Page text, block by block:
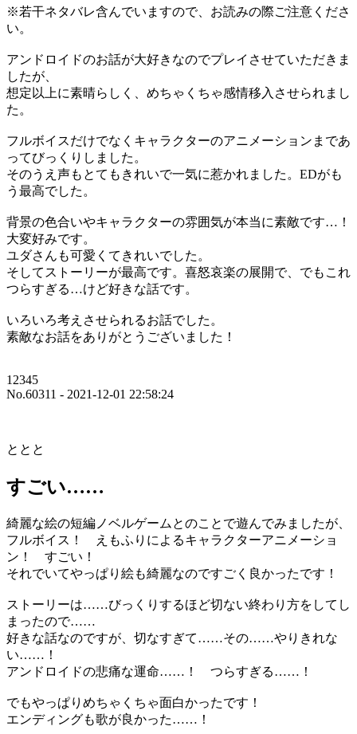
※若干ネタバレ含んでいますので、お読みの際ご注意くださ
い。
アンドロイドのお話が大好きなのでプレイさせていただきま
したが、
想定以上に素晴らしく、めちゃくちゃ感情移入させられまし
た。
フルボイスだけでなくキャラクターのアニメーションまであ
ってびっくりしました。
そのうえ声もとてもきれいで一気に惹かれました。EDがも
う最高でした。
背景の色合いやキャラクターの雰囲気が本当に素敵です…！
大変好みです。
ユダさんも可愛くてきれいでした。
そしてストーリーが最高です。喜怒哀楽の展開で、でもこれ
つらすぎる…けど好きな話です。
いろいろ考えさせられるお話でした。
素敵なお話をありがとうございました！
12345
No.60311 - 2021-12-01 22:58:24
ととと
すごい……
綺麗な絵の短編ノベルゲームとのことで遊んでみましたが、
フルボイス！ えもふりによるキャラクターアニメーショ
ン！ すごい！
それでいてやっぱり絵も綺麗なのですごく良かったです！
ストーリーは……びっくりするほど切ない終わり方をしてし
まったので……
好きな話なのですが、切なすぎて……その……やりきれな
い……！
アンドロイドの悲痛な運命……！ つらすぎる……！
でもやっぱりめちゃくちゃ面白かったです！
エンディングも歌が良かった……！